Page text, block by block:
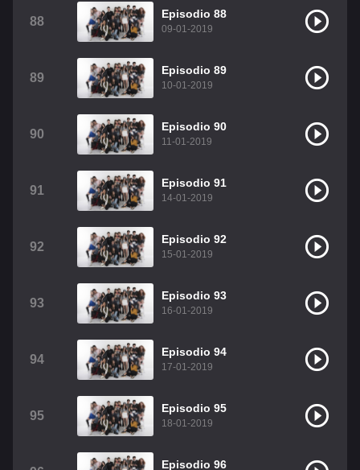
88
Episodio 88
09-01-2019
89
Episodio 89
10-01-2019
90
Episodio 90
11-01-2019
91
Episodio 91
14-01-2019
92
Episodio 92
15-01-2019
93
Episodio 93
16-01-2019
94
Episodio 94
17-01-2019
95
Episodio 95
18-01-2019
Episodio 96